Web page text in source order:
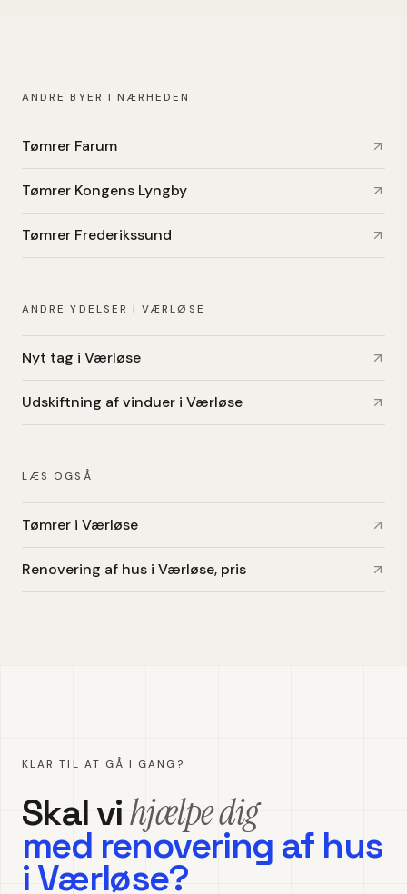
ANDRE BYER I NÆRHEDEN
Tømrer Farum
Tømrer Kongens Lyngby
Tømrer Frederikssund
ANDRE YDELSER I VÆRLØSE
Nyt tag i Værløse
Udskiftning af vinduer i Værløse
LÆS OGSÅ
Tømrer i Værløse
Renovering af hus i Værløse, pris
KLAR TIL AT GÅ I GANG?
Skal vihjælpe dig
med renovering af hus
iVærløse?